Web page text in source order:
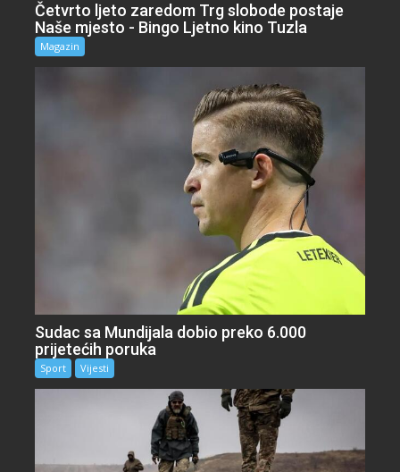
Četvrto ljeto zaredom Trg slobode postaje
Naše mjesto - Bingo Ljetno kino Tuzla
Magazin
Sudac sa Mundijala dobio preko 6.000
prijetećih poruka
Sport Vijesti